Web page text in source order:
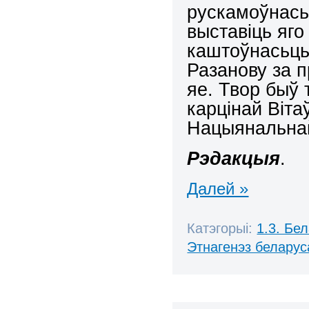
выставіць
Разанову за
яе. Твор быў
карцінай
Рэдакцыя.
Далей »
Катэгорыі: 1.3.
Этнагенэз